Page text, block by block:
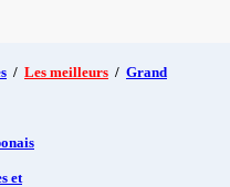
/ Les meilleurs / Grand
et